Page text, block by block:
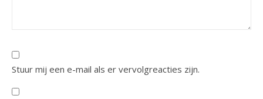
Stuur mij een e-mail als er vervolgreacties zijn.